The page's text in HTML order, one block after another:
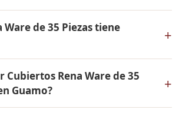
actual, promociones disponibles
en cuotas desde el 10% de inicial.
y a todo Colombia. El pago es
Ware de 35 Piezas tiene
+
de fabricación. Todos los
están fabricados en acero
18/10 de la más alta calidad.
Cubiertos Rena Ware de 35
Guamo?
+